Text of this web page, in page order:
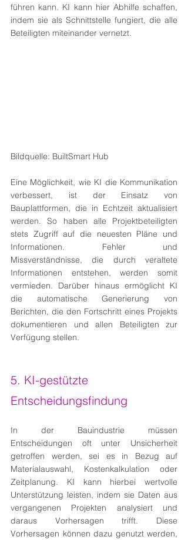
führen kann. KI kann hier Abhilfe schaffen,
indem sie als Schnittstelle fungiert, die alle
Beteiligten miteinander vernetzt.
Bildquelle: BuiltSmart Hub
Eine Möglichkeit, wie KI die Kommunikation
verbessert, ist der Einsatz von
Bauplattformen, die in Echtzeit aktualisiert
werden. So haben alle Projektbeteiligten
stets Zugriff auf die neuesten Pläne und
Informationen. Fehler und
Missverständnisse, die durch veraltete
Informationen entstehen, werden somit
vermieden. Darüber hinaus ermöglicht KI
die automatische Generierung von
Berichten, die den Fortschritt eines Projekts
dokumentieren und allen Beteiligten zur
Verfügung stellen.
5. KI-gestützte
Entscheidungsfindung
In der Bauindustrie müssen
Entscheidungen oft unter Unsicherheit
getroffen werden, sei es in Bezug auf
Materialauswahl, Kostenkalkulation oder
Zeitplanung. KI kann hierbei wertvolle
Unterstützung leisten, indem sie Daten aus
vergangenen Projekten analysiert und
daraus Vorhersagen trifft. Diese
Vorhersagen können dazu genutzt werden,